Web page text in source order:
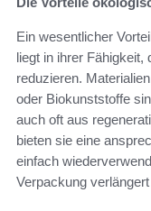
Ein wesentlicher
liegt in ihrer Fähigkeit,
reduzieren.
oder Biokunststoffe
auch oft aus
bieten sie eine
einfach
Verpackung